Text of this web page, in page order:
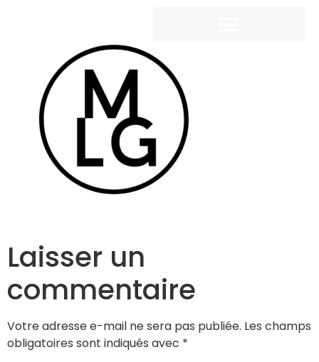
Laisser un
commentaire
Votre adresse e-mail ne sera pas publiée. Les champs
obligatoires sont indiqués avec *